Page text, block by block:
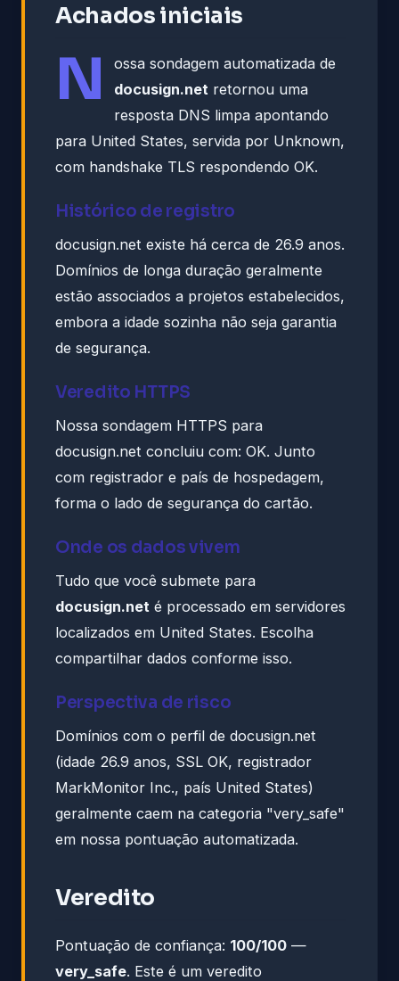
Achados iniciais
N
ossa sondagem automatizada de
docusign.net retornou uma
resposta DNS limpa apontando
para United States, servida por Unknown,
com handshake TLS respondendo OK.
Histórico de registro
docusign.net existe há cerca de 26.9 anos.
Domínios de longa duração geralmente
estão associados a projetos estabelecidos,
embora a idade sozinha não seja garantia
de segurança.
Veredito HTTPS
Nossa sondagem HTTPS para
docusign.net concluiu com: OK. Junto
com registrador e país de hospedagem,
forma o lado de segurança do cartão.
Onde os dados vivem
Tudo que você submete para
docusign.net é processado em servidores
localizados em United States. Escolha
compartilhar dados conforme isso.
Perspectiva de risco
Domínios com o perfil de docusign.net
(idade 26.9 anos, SSL OK, registrador
MarkMonitor Inc., país United States)
geralmente caem na categoria "very_safe"
em nossa pontuação automatizada.
Veredito
Pontuação de confiança: 100/100 —
very_safe. Este é um veredito